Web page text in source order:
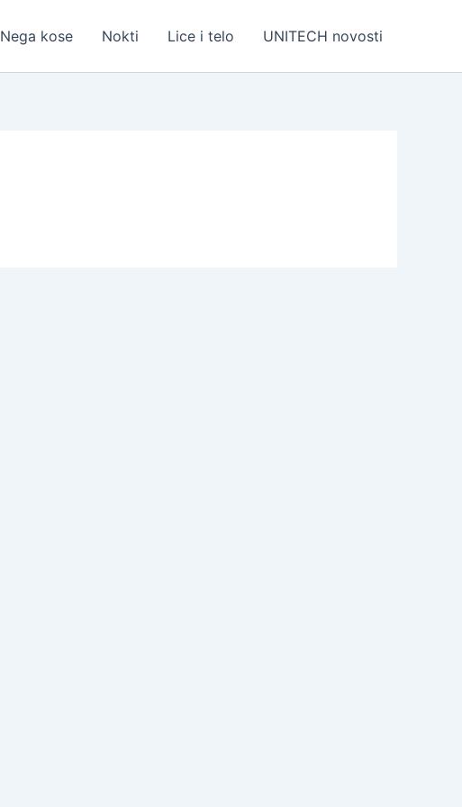
Nega kose Nokti Lice i telo UNITECH novosti